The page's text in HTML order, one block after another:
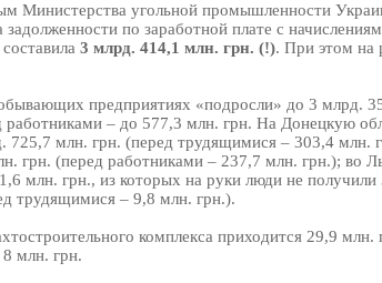
Министерства угольной промышленности
по заработной плате с
3 млрд. 414,1 млн. грн. (!). При этом на
предприятиях «подросли» до 3 млрд.
работниками – до 577,3 млн. грн. На Донецкую
725,7 млн. грн. (перед трудящимися – 303,4 млн.
грн. (перед работниками – 237,7 млн. грн.); во
млн. грн., из которых на руки люди не
трудящимися – 9,8 млн. грн.).
комплекса приходится 29,9 млн.
млн. грн.